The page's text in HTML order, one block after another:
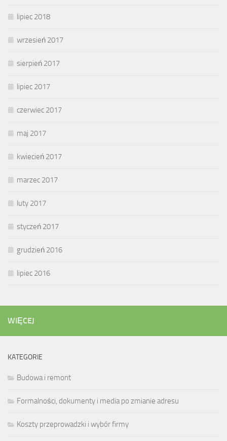
lipiec 2018
wrzesień 2017
sierpień 2017
lipiec 2017
czerwiec 2017
maj 2017
kwiecień 2017
marzec 2017
luty 2017
styczeń 2017
grudzień 2016
lipiec 2016
WIĘCEJ
KATEGORIE
Budowa i remont
Formalności, dokumenty i media po zmianie adresu
Koszty przeprowadzki i wybór firmy